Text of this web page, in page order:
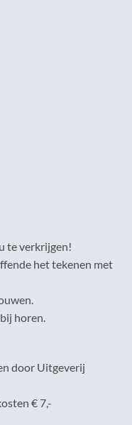
te verkrijgen!
het tekenen met
horen.
door Uitgeverij
€ 7,-